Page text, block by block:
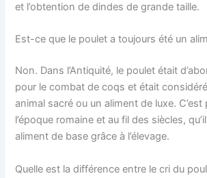
et l’obtention de dindes de grande taille.
Est-ce que le poulet a toujours été un
Non. Dans l’Antiquité, le poulet était
pour le combat de coqs et était
animal sacré ou un aliment de luxe. C’est
l’époque romaine et au fil des siècles,
aliment de base grâce à l’élevage.
Quelle est la différence entre le cri du